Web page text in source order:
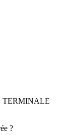
TERMINALE
?